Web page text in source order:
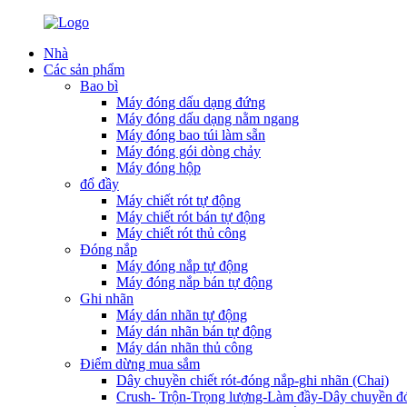
Nhà
Các sản phẩm
Bao bì
Máy đóng dấu dạng đứng
Máy đóng dấu dạng nằm ngang
Máy đóng bao túi làm sẵn
Máy đóng gói dòng chảy
Máy đóng hộp
đổ đầy
Máy chiết rót tự động
Máy chiết rót bán tự động
Máy chiết rót thủ công
Đóng nắp
Máy đóng nắp tự động
Máy đóng nắp bán tự động
Ghi nhãn
Máy dán nhãn tự động
Máy dán nhãn bán tự động
Máy dán nhãn thủ công
Điểm dừng mua sắm
Dây chuyền chiết rót-đóng nắp-ghi nhãn (Chai)
Crush- Trộn-Trọng lượng-Làm đầy-Dây chuyền